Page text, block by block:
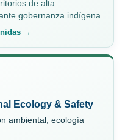
de alta
gobernanza indígena.
→
Ecology & Safety
ambiental, ecología